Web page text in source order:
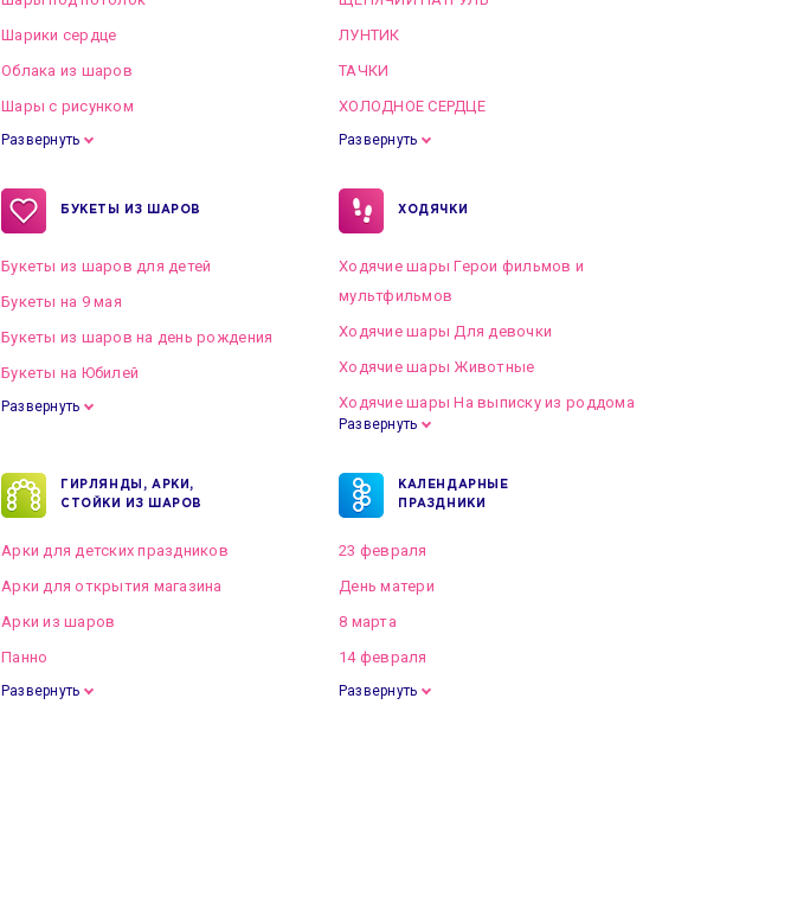
Шарики сердце
Облака из шаров
Шары с рисунком
Развернуть
ЛУНТИК
ТАЧКИ
ХОЛОДНОЕ СЕРДЦЕ
Развернуть
БУКЕТЫ ИЗ ШАРОВ
Букеты из шаров для детей
Букеты на 9 мая
Букеты из шаров на день рождения
Букеты на Юбилей
Развернуть
ХОДЯЧКИ
Ходячие шары Герои фильмов и
мультфильмов
Ходячие шары Для девочки
Ходячие шары Животные
Ходячие шары На выписку из роддома
Развернуть
ГИРЛЯНДЫ, АРКИ,
СТОЙКИ ИЗ ШАРОВ
Арки для детских праздников
Арки для открытия магазина
Арки из шаров
Панно
Развернуть
КАЛЕНДАРНЫЕ
ПРАЗДНИКИ
23 февраля
День матери
8 марта
14 февраля
Развернуть